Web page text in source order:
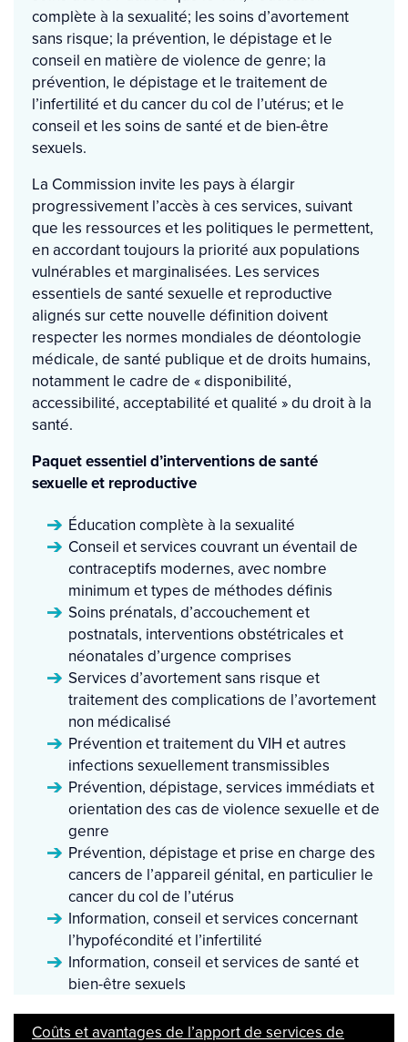
complète à la sexualité; les soins d’avortement
sans risque; la prévention, le dépistage et le
conseil en matière de violence de genre; la
prévention, le dépistage et le traitement de
l’infertilité et du cancer du col de l’utérus; et le
conseil et les soins de santé et de bien-être
sexuels.
La Commission invite les pays à élargir
progressivement l’accès à ces services, suivant
que les ressources et les politiques le permettent,
en accordant toujours la priorité aux populations
vulnérables et marginalisées. Les services
essentiels de santé sexuelle et reproductive
alignés sur cette nouvelle définition doivent
respecter les normes mondiales de déontologie
médicale, de santé publique et de droits humains,
notamment le cadre de « disponibilité,
accessibilité, acceptabilité et qualité » du droit à la
santé.
Paquet essentiel d’interventions de santé
sexuelle et reproductive
Éducation complète à la sexualité
Conseil et services couvrant un éventail de
contraceptifs modernes, avec nombre
minimum et types de méthodes définis
Soins prénatals, d’accouchement et
postnatals, interventions obstétricales et
néonatales d’urgence comprises
Services d’avortement sans risque et
traitement des complications de l’avortement
non médicalisé
Prévention et traitement du VIH et autres
infections sexuellement transmissibles
Prévention, dépistage, services immédiats et
orientation des cas de violence sexuelle et de
genre
Prévention, dépistage et prise en charge des
cancers de l’appareil génital, en particulier le
cancer du col de l’utérus
Information, conseil et services concernant
l’hypofécondité et l’infertilité
Information, conseil et services de santé et
bien-être sexuels
Coûts et avantages de l’apport de services de